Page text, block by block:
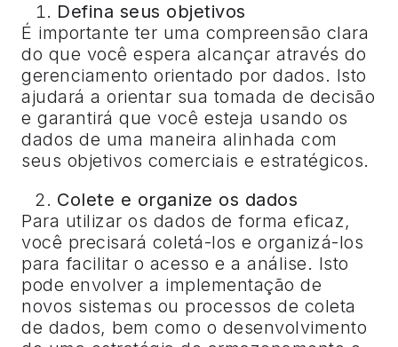
Defina seus objetivos
É importante ter uma compreensão clara
do que você espera alcançar através do
gerenciamento orientado por dados. Isto
ajudará a orientar sua tomada de decisão
e garantirá que você esteja usando os
dados de uma maneira alinhada com
seus objetivos comerciais e estratégicos.
Colete e organize os dados
Para utilizar os dados de forma eficaz,
você precisará coletá-los e organizá-los
para facilitar o acesso e a análise. Isto
pode envolver a implementação de
novos sistemas ou processos de coleta
de dados, bem como o desenvolvimento